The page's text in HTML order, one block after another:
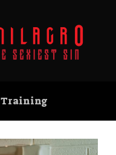
Training